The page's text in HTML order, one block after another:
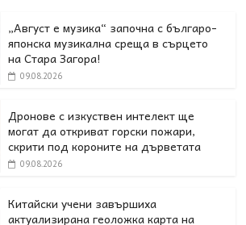
„Август е музика“ започна с българо-
японска музикална среща в сърцето
на Стара Загора!
09.08.2026
Дронове с изкуствен интелект ще
могат да откриват горски пожари,
скрити под короните на дърветата
09.08.2026
Китайски учени завършиха
актуализирана геоложка карта на